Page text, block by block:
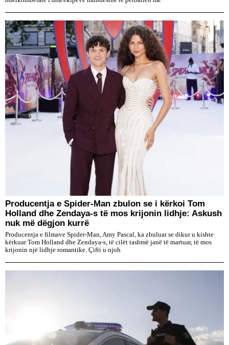
Producentja e Spider-Man zbulon se i kërkoi Tom
Holland dhe Zendaya-s të mos krijonin lidhje: Askush
nuk më dëgjon kurrë
Producentja e filmave Spider-Man, Amy Pascal, ka zbuluar se dikur u kishte
kërkuar Tom Holland dhe Zendaya-s, të cilët tashmë janë të martuar, të mos
krijonin një lidhje romantike. Çifti u njoh